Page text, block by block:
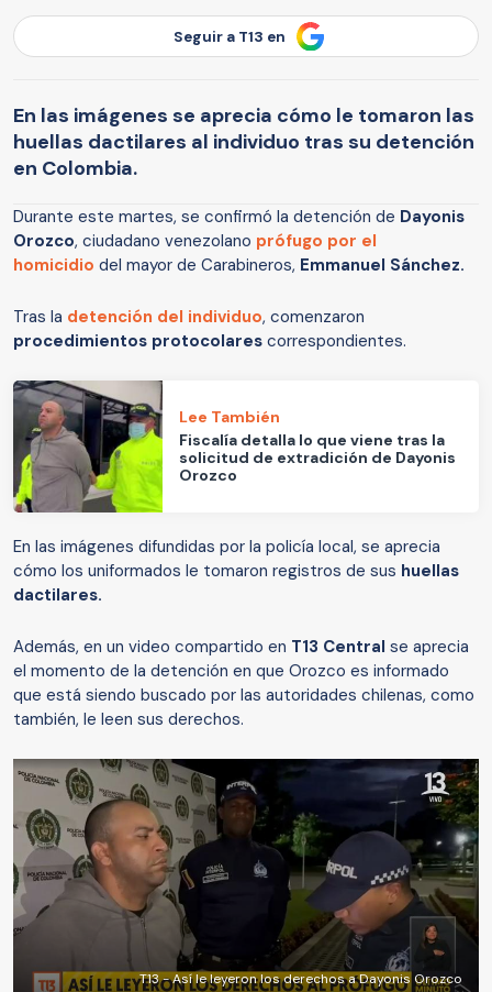
Seguir a T13 en
En las imágenes se aprecia cómo le tomaron las
huellas dactilares al individuo tras su detención
en Colombia.
Durante este martes, se confirmó la detención de Dayonis
Orozco, ciudadano venezolano prófugo por el
homicidio del mayor de Carabineros, Emmanuel Sánchez.
Tras la detención del individuo, comenzaron
procedimientos protocolares correspondientes.
Lee También
Fiscalía detalla lo que viene tras la
solicitud de extradición de Dayonis
Orozco
En las imágenes difundidas por la policía local, se aprecia
cómo los uniformados le tomaron registros de sus huellas
dactilares.
Además, en un video compartido en T13 Central se aprecia
el momento de la detención en que Orozco es informado
que está siendo buscado por las autoridades chilenas, como
también, le leen sus derechos.
T13 - Así le leyeron los derechos a Dayonis Orozco